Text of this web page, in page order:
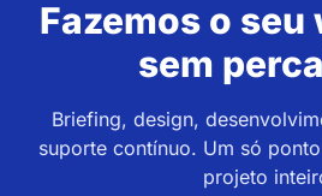
Fazemos o
sem
Briefing, design,
suporte contínuo. Um só
projeto